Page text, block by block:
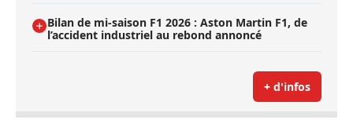
Bilan de mi-saison F1 2026 : Aston Martin F1, de
l’accident industriel au rebond annoncé
+ d'infos